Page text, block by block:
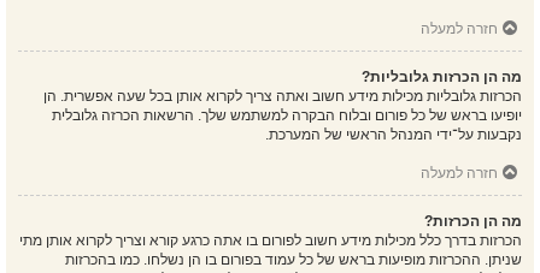
חזרה למעלה
מה הן הכרזות גלובליות?
הכרזות גלובליות מכילות מידע חשוב ואתה צריך לקרוא אותן בכל שעה אפשרית. הן
יופיעו בראש של כל פורום ובלוח הבקרה למשתמש שלך. הרשאות הכרזה גלובלית
נקבעות על־ידי המנהל הראשי של המערכת.
חזרה למעלה
מה הן הכרזות?
הכרזות בדרך כלל מכילות מידע חשוב לפורום בו אתה כרגע קורא וצריך לקרוא אותן מתי
שניתן. ההכרזות מופיעות בראש של כל עמוד בפורום בו הן נשלחו. כמו בהכרזות